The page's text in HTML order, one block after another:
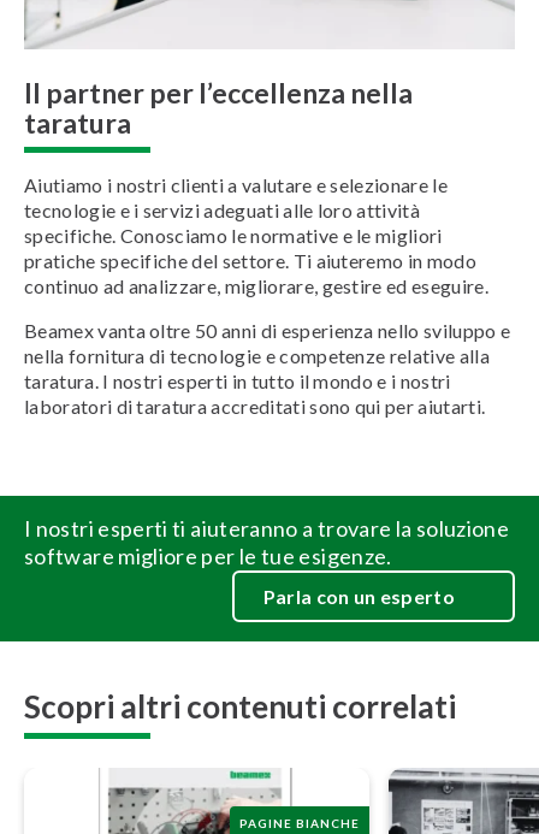
Il partner per l’eccellenza nella
taratura
Aiutiamo i nostri clienti a valutare e selezionare le
tecnologie e i servizi adeguati alle loro attività
specifiche. Conosciamo le normative e le migliori
pratiche specifiche del settore. Ti aiuteremo in modo
continuo ad analizzare, migliorare, gestire ed eseguire.
Beamex vanta oltre 50 anni di esperienza nello sviluppo e
nella fornitura di tecnologie e competenze relative alla
taratura. I nostri esperti in tutto il mondo e i nostri
laboratori di taratura accreditati sono qui per aiutarti.
I nostri esperti ti aiuteranno a trovare la soluzione
software migliore per le tue esigenze.
Parla con un esperto
Scopri altri contenuti correlati
PAGINE BIANCHE